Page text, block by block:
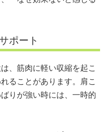
ポート
、筋肉に軽い収縮を起こ
ることがあります。肩こ
りが強い時には、一時的